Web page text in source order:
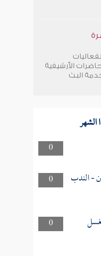
رمضانية
الأرشيفية
البث
الشهر
0
0
- الندب
0